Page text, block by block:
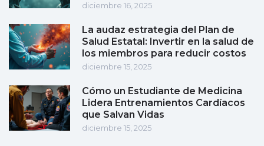
diciembre 16, 2025
La audaz estrategia del Plan de
Salud Estatal: Invertir en la salud de
los miembros para reducir costos
diciembre 15, 2025
Cómo un Estudiante de Medicina
Lidera Entrenamientos Cardíacos
que Salvan Vidas
diciembre 15, 2025